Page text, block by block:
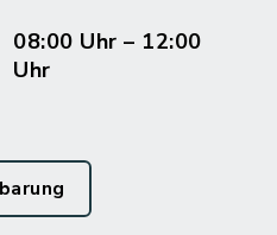
08:00 Uhr – 12:00
Uhr